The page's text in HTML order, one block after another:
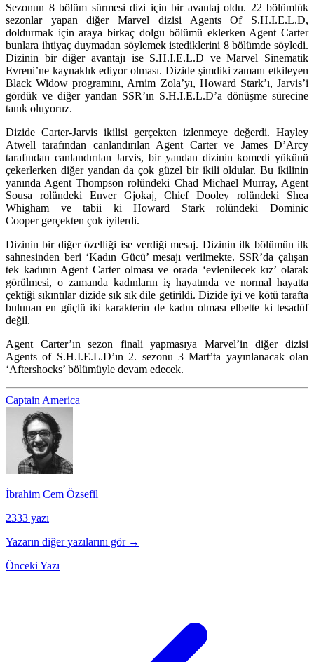
Sezonun 8 bölüm sürmesi dizi için bir avantaj oldu. 22 bölümlük
sezonlar yapan diğer Marvel dizisi Agents Of S.H.I.E.L.D,
doldurmak için araya birkaç dolgu bölümü eklerken Agent Carter
bunlara ihtiyaç duymadan söylemek istediklerini 8 bölümde söyledi.
Dizinin bir diğer avantajı ise S.H.I.E.L.D ve Marvel Sinematik
Evreni’ne kaynaklık ediyor olması. Dizide şimdiki zamanı etkileyen
Black Widow programını, Arnim Zola’yı, Howard Stark’ı, Jarvis’i
gördük ve diğer yandan SSR’ın S.H.I.E.L.D’a dönüşme sürecine
tanık oluyoruz.
Dizide Carter-Jarvis ikilisi gerçekten izlenmeye değerdi. Hayley
Atwell tarafından canlandırılan Agent Carter ve James D’Arcy
tarafından canlandırılan Jarvis, bir yandan dizinin komedi yükünü
çekerlerken diğer yandan da çok güzel bir ikili oldular. Bu ikilinin
yanında Agent Thompson rolündeki Chad Michael Murray, Agent
Sousa rolündeki
Enver Gjokaj,
Chief Dooley rolündeki Shea
Whigham ve tabii ki Howard Stark rolündeki Dominic
Cooper gerçekten çok iyilerdi.
Dizinin bir diğer özelliği ise verdiği mesaj. Dizinin ilk bölümün ilk
sahnesinden beri ‘Kadın Gücü’ mesajı verilmekte. SSR’da çalışan
tek kadının Agent Carter olması ve orada ‘evlenilecek kız’ olarak
görülmesi, o zamanda kadınların iş hayatında ve normal hayatta
çektiği sıkıntılar dizide sık sık dile getirildi. Dizide iyi ve kötü tarafta
bulunan en güçlü iki karakterin de kadın olması elbette ki tesadüf
değil.
Agent Carter’ın sezon finali yapmasıya Marvel’in diğer dizisi
Agents of S.H.I.E.L.D’ın 2. sezonu 3 Mart’ta yayınlanacak olan
‘Aftershocks’ bölümüyle devam edecek.
Captain America
İbrahim Cem Özsefil
2333 yazı
Yazarın diğer yazılarını gör →
Önceki Yazı